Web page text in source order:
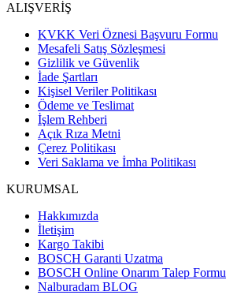
ALIŞVERİŞ
KVKK Veri Öznesi Başvuru Formu
Mesafeli Satış Sözleşmesi
Gizlilik ve Güvenlik
İade Şartları
Kişisel Veriler Politikası
Ödeme ve Teslimat
İşlem Rehberi
Açık Rıza Metni
Çerez Politikası
Veri Saklama ve İmha Politikası
KURUMSAL
Hakkımızda
İletişim
Kargo Takibi
BOSCH Garanti Uzatma
BOSCH Online Onarım Talep Formu
Nalburadam BLOG